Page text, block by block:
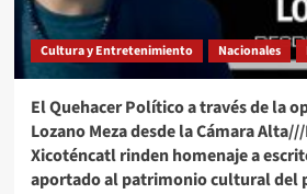
Cultura y Entretenimiento Nacionales
El Quehacer Político a través de la
Lozano Meza desde la Cámara
Xicoténcatl rinden homenaje a
aportado al patrimonio cultural del